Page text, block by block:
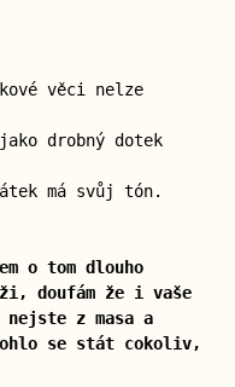
věci nelze
drobný dotek
má svůj tón.
o tom dlouho
doufám že i vaše
z masa a
se stát cokoliv,